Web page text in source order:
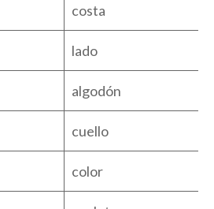
costa
lado
algodón
cuello
color